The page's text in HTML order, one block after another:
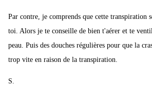
Par contre, je comprends que cette transpiration
toi. Alors je te conseille de bien t'aérer et te
peau. Puis des douches régulières pour que la
trop vite en raison de la transpiration.
S.